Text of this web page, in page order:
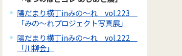
陽だまり横丁inみの～れ vol.223
「みの～れプロジェクト写真展」
陽だまり横丁inみの～れ vol.222
「川柳会」